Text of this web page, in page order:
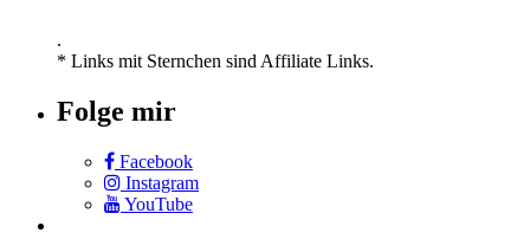
.
* Links mit Sternchen sind Affiliate Links.
Folge mir
Facebook
Instagram
YouTube